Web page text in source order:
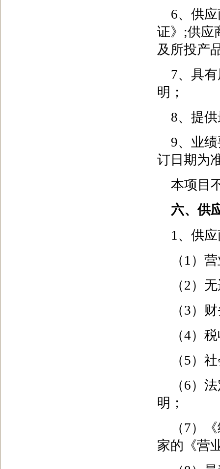
6、供
证》;供应
及所投产
7、具
明；
8、提
9、业
订日期为
本项目
六、供
1、供
（1）
（2）
（3）
（4）
（5）
（6）
明；
（7）
家的《营